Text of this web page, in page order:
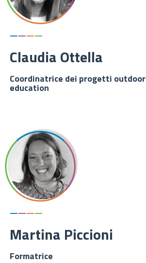
————
Claudia Ottella
Coordinatrice dei progetti outdoor
education
————
Martina Piccioni
Formatrice